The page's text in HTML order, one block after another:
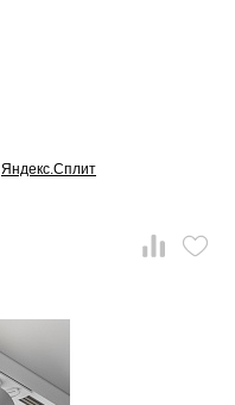
Яндекс.Сплит